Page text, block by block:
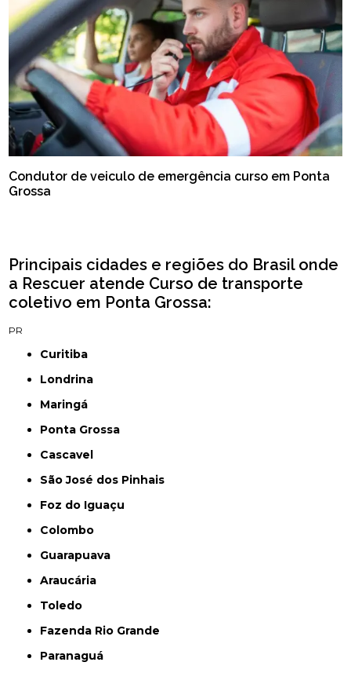
Condutor de veiculo de emergência curso em Ponta
Grossa
Principais cidades e regiões do Brasil onde
a Rescuer atende Curso de transporte
coletivo em Ponta Grossa:
PR
Curitiba
Londrina
Maringá
Ponta Grossa
Cascavel
São José dos Pinhais
Foz do Iguaçu
Colombo
Guarapuava
Araucária
Toledo
Fazenda Rio Grande
Paranaguá